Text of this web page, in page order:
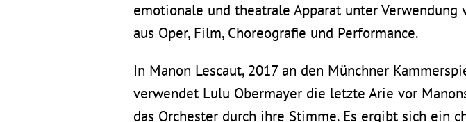
emotionale und theatrale Apparat unter Verwendung
aus Oper, Film, Choreografie und Performance.
In Manon Lescaut, 2017 an den Münchner
verwendet Lulu Obermayer die letzte Arie vor
das Orchester durch ihre Stimme. Es ergibt sich ein